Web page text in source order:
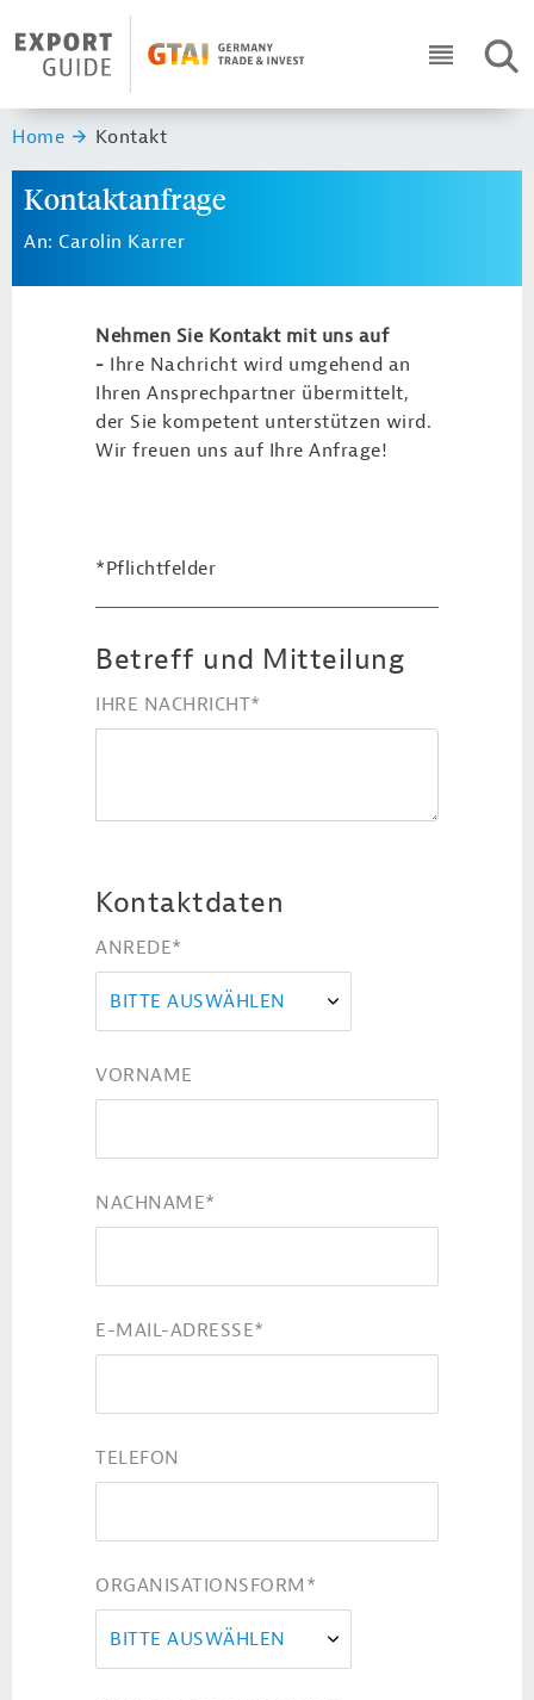
Header Logo
ICON
Sie sind hier:
Home Kontakt
Kontaktanfrage
An: Carolin Karrer
Nehmen Sie Kontakt mit uns auf
- Ihre Nachricht wird umgehend an
Ihren Ansprechpartner übermittelt,
der Sie kompetent unterstützen wird.
Wir freuen uns auf Ihre Anfrage!
*Pflichtfelder
Betreff und Mitteilung
IHRE NACHRICHT*
Kontaktdaten
ANREDE*
BITTE AUSWÄHLEN
VORNAME
NACHNAME*
E-MAIL-ADRESSE*
TELEFON
ORGANISATIONSFORM *
BITTE AUSWÄHLEN